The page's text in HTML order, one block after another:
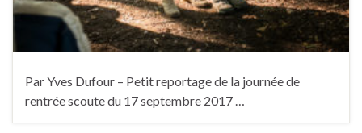
Par Yves Dufour – Petit reportage de la journée de
rentrée scoute du 17 septembre 2017 …